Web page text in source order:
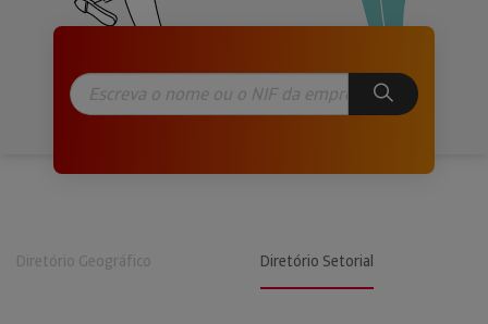
Diretório Geográfico Diretório Setorial